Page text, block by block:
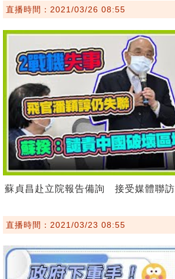
直播時間：2021/03/26 08:55
蘇貞昌赴立院報告備詢 接受媒體聯訪
直播時間：2021/03/23 08:55